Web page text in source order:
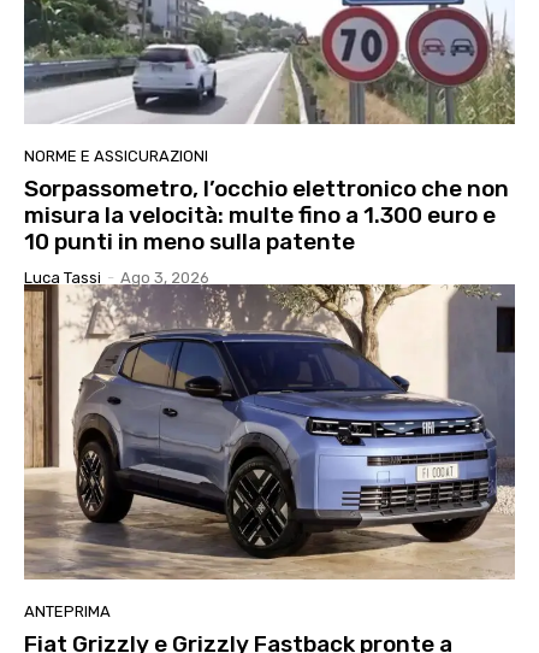
NORME E ASSICURAZIONI
Sorpassometro, l’occhio elettronico che non
misura la velocità: multe fino a 1.300 euro e
10 punti in meno sulla patente
Luca Tassi - Ago 3, 2026
ANTEPRIMA
Fiat Grizzly e Grizzly Fastback pronte a